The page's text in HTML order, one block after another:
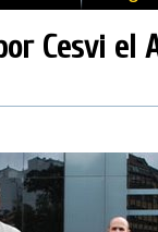
Cesvi el